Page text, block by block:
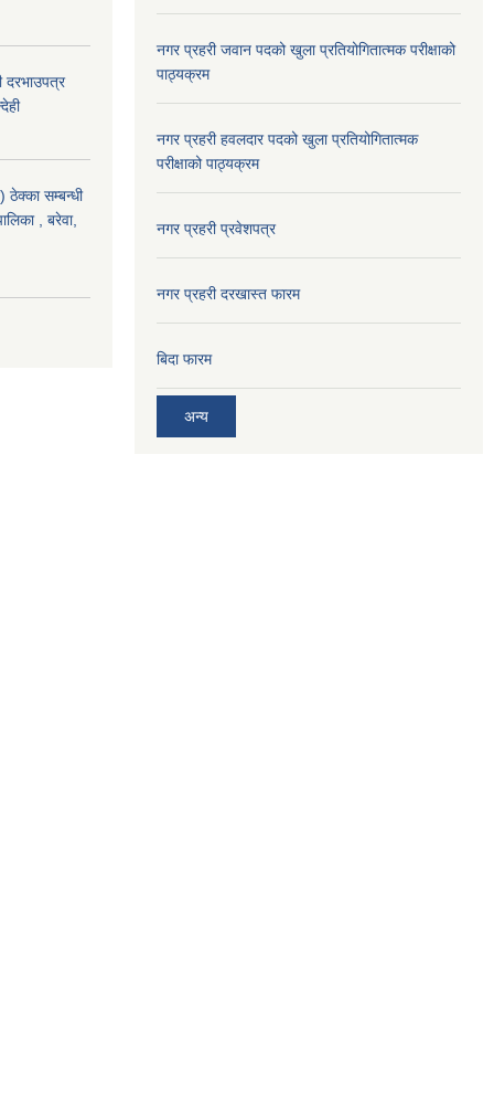
दरभाउपत्र
ठेक्का सम्बन्धी
, बरेवा,
नगर प्रहरी जवान पदको खुला प्रतियोगितात्मक परीक्षाको
पाठ्यक्रम
नगर प्रहरी हवलदार पदको खुला प्रतियोगितात्मक
परीक्षाको पाठ्यक्रम
नगर प्रहरी प्रवेशपत्र
नगर प्रहरी दरखास्त फारम
बिदा फारम
अन्य